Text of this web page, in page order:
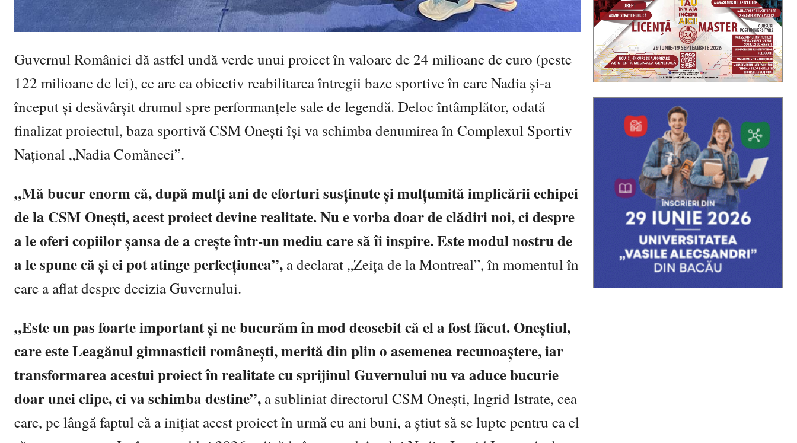
Guvernul României dă astfel undă verde unui proiect în valoare de 24 milioane de euro (peste
122 milioane de lei), ce are ca obiectiv reabilitarea întregii baze sportive în careNadia și-a
început și desăvârșit drumul spre performanțele sale de legendă. Deloc întâmplător, odată
finalizat proiectul, baza sportivă CSM Onești își va schimba denumirea în Complexul Sportiv
Național „Nadia Comăneci”.
„Mă bucur enorm că, după mulți ani de eforturi susținute și mulțumită implicării echipei
de la CSM Onești, acest proiect devine realitate. Nu e vorba doar de clădiri noi, ci despre
a le oferi copiilor șansa de a crește într-un mediu care să îi inspire. Este modul nostru de
a le spune că și ei pot atinge perfecțiunea”, a declarat „Zeița de la Montreal”, în momentul în
care a aflat despre decizia Guvernului.
„Este un pas foarte important și ne bucurăm în mod deosebit că el a fost făcut. Oneștiul,
care este Leagănul gimnasticii românești, merită din plin o asemenea recunoaștere, iar
transformarea acestui proiect în realitate cu sprijinul Guvernului nu va aduce bucurie
doar unei clipe, ci va schimba destine”, a subliniat directorul CSM Onești, Ingrid Istrate, cea
care, pe lângă faptul că a inițiat acest proiect în urmă cu ani buni, a știut să se lupte pentru ca el